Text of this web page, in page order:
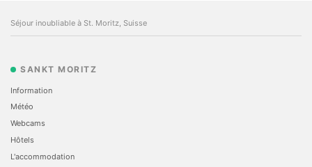
Séjour inoubliable à St. Moritz, Suisse
SANKT MORITZ
Information
Météo
Webcams
Hôtels
L'accommodation